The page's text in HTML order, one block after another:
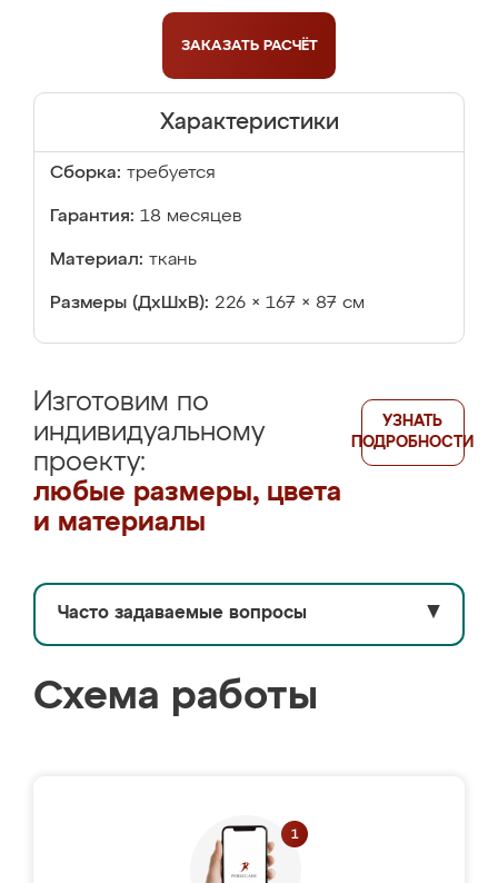
ЗАКАЗАТЬ РАСЧЁТ
Характеристики
Сборка: требуется
Гарантия: 18 месяцев
Материал: ткань
Размеры (ДхШхВ): 226 × 167 × 87 см
Изготовим по
индивидуальному
проекту:
любые размеры, цвета
и материалы
УЗНАТЬ
ПОДРОБНОСТИ
Часто задаваемые вопросы ▼
Схема работы